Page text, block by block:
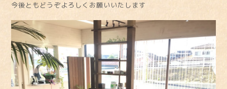
今後ともどうぞよろしくお願いいたします